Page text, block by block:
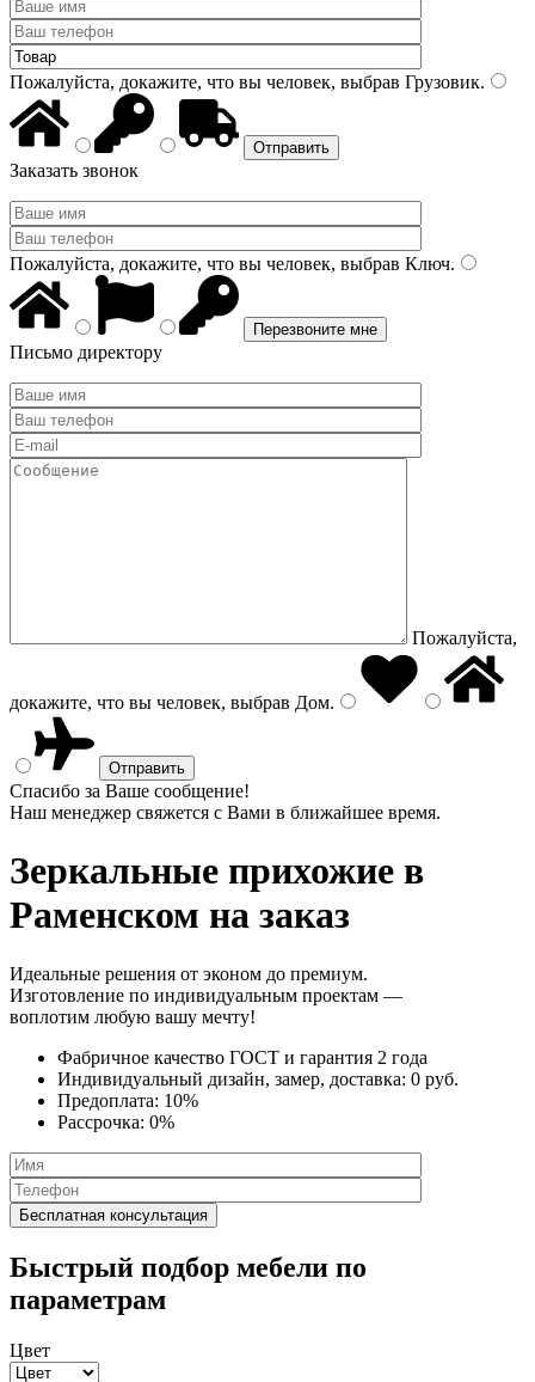
Пожалуйста, докажите, что вы человек, выбрав Грузовик.
Заказать звонок
Пожалуйста, докажите, что вы человек, выбрав Ключ.
Письмо директору
Пожалуйста,
докажите, что вы человек, выбрав Дом.
Спасибо за Ваше сообщение!
Наш менеджер свяжется с Вами в ближайшее время.
Зеркальные прихожие в
Раменском на заказ
Идеальные решения от эконом до премиум.
Изготовление по индивидуальным проектам —
воплотим любую вашу мечту!
Фабричное качество ГОСТ и гарантия 2 года
Индивидуальный дизайн, замер, доставка: 0 руб.
Предоплата: 10%
Рассрочка: 0%
Быстрый подбор мебели по
параметрам
Цвет